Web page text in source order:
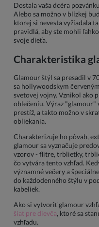
Dostala vaša dcéra
Alebo sa možno v blízkej
ktorej si nevesta vyžiadala
pravidlá, aby ste mohli
svoje dieťa.
Charakteristika
Glamour štýl sa presadil v
sa hollywoodskym
svetovej vojny. Vznikol ako
oblečeniu. Výraz "glamour"
prestíž, a takto možno v
obliekania.
Charakterizuje ho pôvab,
glamour sa vyznačuje
vzorov - flitre, trblietky,
čo vytvára tento vzhľad.
významné večery a
do každodenného štýlu v
kabeliek.
Ako si vytvoriť glamour
šiat pre dievča, ktoré sa
vzhľadu.